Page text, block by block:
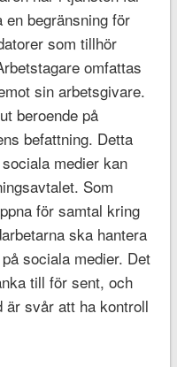
en begränsning för
som tillhör
omfattas
sin arbetsgivare.
beroende på
befattning. Detta
medier kan
Som
för samtal kring
ska hantera
sociala medier. Det
till för sent, och
är svår att ha kontroll